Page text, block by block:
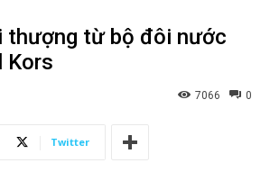
thượng từ bộ đôi nước
Kors
0
7066
Twitter